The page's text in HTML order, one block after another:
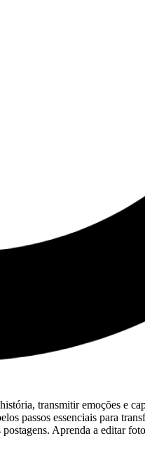
transmitir emoções e
passos essenciais para
Aprenda a editar